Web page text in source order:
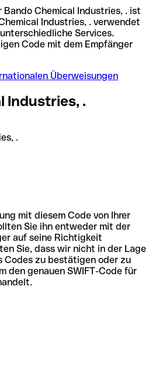
Bando Chemical Industries, . ist
Industries, . verwendet
Services.
Code mit dem Empfänger
Überweisungen
Industries, .
.
mit diesem Code von Ihrer
Sie ihn entweder mit der
auf seine Richtigkeit
Sie, dass wir nicht in der Lage
zu bestätigen oder zu
den genauen SWIFT-Code für